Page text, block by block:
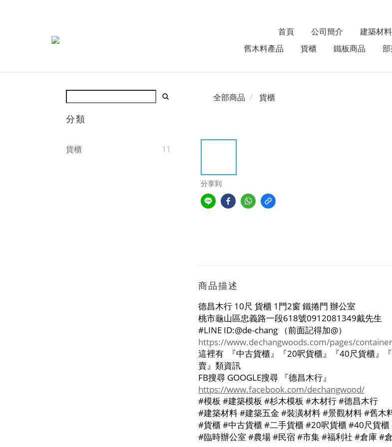
首頁 公司簡介 建築材
舊木料產品
貨櫃 鐵板商品
分類
貨櫃 11
全部商品 貨櫃
分享到
商品描述
德昌木行 10尺 貨櫃 1 門2窗 鐵捲門 辦公室
桃市龜山區忠義路一段618號0912081349戴先生
#LINE ID:@de-chang
（前面記得加@）
https://www.dechangwoods.com/pages/container
這裡有
『中古貨櫃』『20呎貨櫃』『40尺貨櫃』
賣』類資訊
FB搜尋 GOOGLE搜尋
『德昌木行』
https://www.facebook.com/dechangwood/
#模板 #建築模板 #杉木模板 #木材行#德昌木行
#建築材料#建築五金 #裝潢材料#景觀材料#舊木
#貨櫃#中古貨櫃#二手貨櫃#20呎貨櫃#40尺貨櫃
#臨時辦公室 #農場#民宿 #市集#福利社 #倉庫#